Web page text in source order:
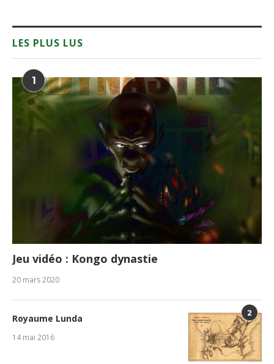
LES PLUS LUS
1
Jeu vidéo : Kongo dynastie
20 mars 2020
2
Royaume Lunda
14 mai 2016